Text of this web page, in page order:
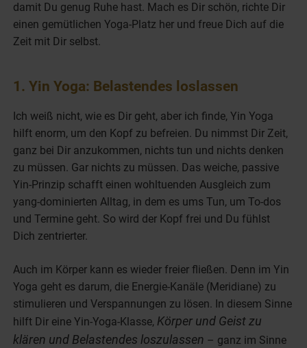
damit Du genug Ruhe hast. Mach es Dir schön, richte Dir
einen gemütlichen Yoga-Platz her und freue Dich auf die
Zeit mit Dir selbst.
1. Yin Yoga: Belastendes loslassen
Ich weiß nicht, wie es Dir geht, aber ich finde, Yin Yoga
hilft enorm, um den Kopf zu befreien. Du nimmst Dir Zeit,
ganz bei Dir anzukommen, nichts tun und nichts denken
zu müssen. Gar nichts zu müssen. Das weiche, passive
Yin-Prinzip schafft einen wohltuenden Ausgleich zum
yang-dominierten Alltag, in dem es ums Tun, um To-dos
und Termine geht. So wird der Kopf frei und Du fühlst
Dich zentrierter.
Auch im Körper kann es wieder freier fließen. Denn im Yin
Yoga geht es darum, die Energie-Kanäle (Meridiane) zu
stimulieren und Verspannungen zu lösen. In diesem Sinne
hilft Dir eine Yin-Yoga-Klasse, Körper und Geist zu
klären und Belastendes loszulassen – ganz im Sinne